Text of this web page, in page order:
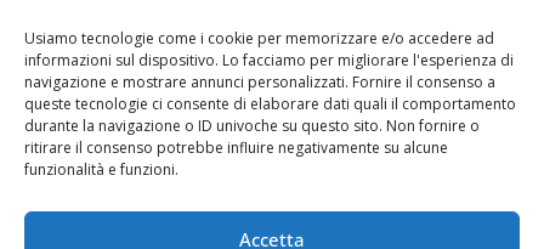
Usiamo tecnologie come i cookie per memorizzare e/o accedere ad
informazioni sul dispositivo. Lo facciamo per migliorare l'esperienza di
navigazione e mostrare annunci personalizzati. Fornire il consenso a
queste tecnologie ci consente di elaborare dati quali il comportamento
durante la navigazione o ID univoche su questo sito. Non fornire o
ritirare il consenso potrebbe influire negativamente su alcune
funzionalità e funzioni.
Accetta
Copyright © La Provincia Frosinone. Tutti i diritti riservati.
Sito web creato daDAG STUDIO